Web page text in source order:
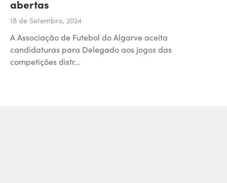
abertas
18 de Setembro, 2024
A Associação de Futebol do Algarve aceita
candidaturas para Delegado aos jogos das
competições distr…